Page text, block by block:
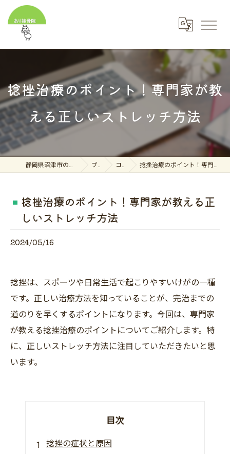
捻挫治療のポイント！専門家が教
える正しいストレッチ方法
静岡県沼津市の接骨院ならあり接骨院 ブログ コラム 捻挫治療のポイント！専門家が教える正しいストレッチ方法
捻挫治療のポイント！専門家が教える正
しいストレッチ方法
2024/05/16
捻挫は、スポーツや日常生活で起こりやすいけがの一種
です。正しい治療方法を知っていることが、完治までの
道のりを早くするポイントになります。今回は、専門家
が教える捻挫治療のポイントについてご紹介します。特
に、正しいストレッチ方法に注目していただきたいと思
います。
目次
捻挫の症状と原因